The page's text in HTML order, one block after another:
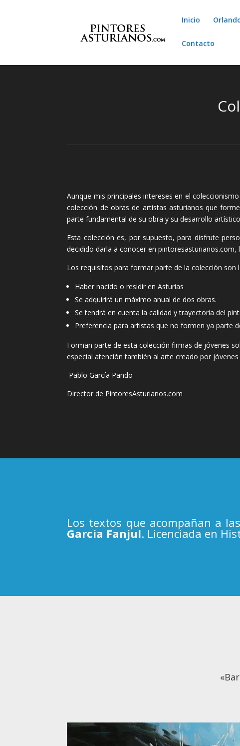
Inicio
Contacto
Aunque mis principales intereses en el
colección de obras de artistas asturianos que
parte fundamental de su obra y su desarrollo
Esta colección es, por supuesto, para disfrute
decidido darla a conocer en
Los requisitos para formar parte de la colección son
Haber nacido o residir en Asturias
Se adquirirá un máximo anual de dos obras.
Se tendrá en cuenta la calidad y trayectoria del
Preferencia para artistas que no formen ya parte
Forman parte de esta colección firmas de jóvenes
especial atención también al arte creado por
Pablo García Pando
Director de PintoresAsturianos.com
Los textos que acompañan a
Garcia Fanjul. Licenciada en